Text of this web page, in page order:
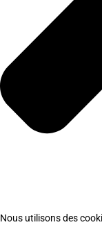
Nous utilisons des